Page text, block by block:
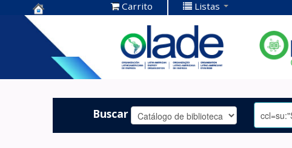
Centro de
Documentación
OLADE -
Carrito Listas
Buscar